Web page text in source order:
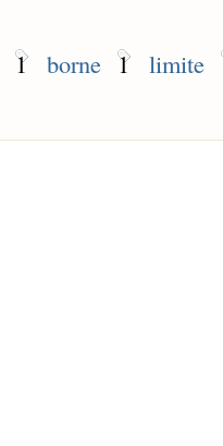
1 borne 1 limite